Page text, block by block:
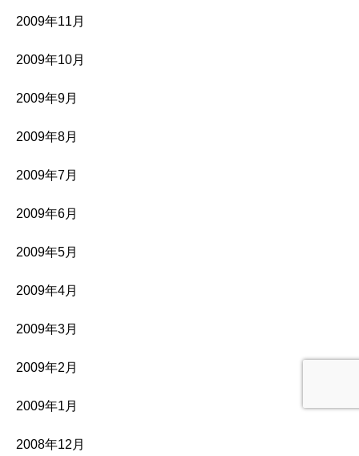
2009年11月
2009年10月
2009年9月
2009年8月
2009年7月
2009年6月
2009年5月
2009年4月
2009年3月
2009年2月
2009年1月
2008年12月